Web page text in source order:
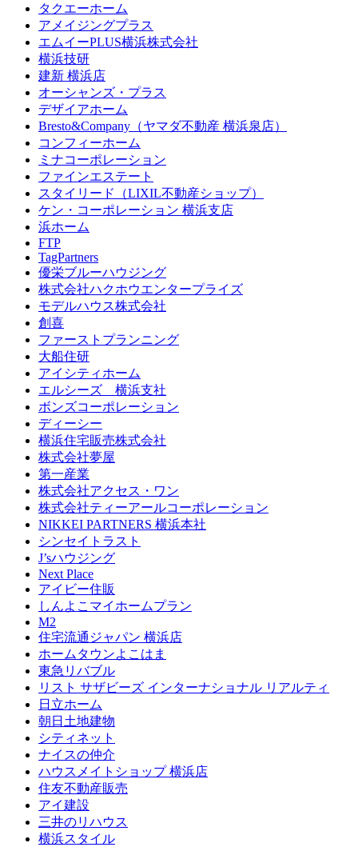
タクエーホーム
アメイジングプラス
エムイーPLUS横浜株式会社
横浜技研
建新 横浜店
オーシャンズ・プラス
デザイアホーム
Bresto&Company（ヤマダ不動産 横浜泉店）
コンフィーホーム
ミナコーポレーション
ファインエステート
スタイリード（LIXIL不動産ショップ）
ケン・コーポレーション 横浜支店
浜ホーム
FTP
TagPartners
優栄ブルーハウジング
株式会社ハクホウエンタープライズ
モデルハウス株式会社
創喜
ファーストプランニング
大船住研
アイシティホーム
エルシーズ 横浜支社
ボンズコーポレーション
ディーシー
横浜住宅販売株式会社
株式会社夢屋
第一産業
株式会社アクセス・ワン
株式会社ティーアールコーポレーション
NIKKEI PARTNERS 横浜本社
シンセイトラスト
J’sハウジング
Next Place
アイビー住販
しんよこマイホームプラン
M2
住宅流通ジャパン 横浜店
ホームタウンよこはま
東急リバブル
リスト サザビーズ インターナショナル リアルティ
日立ホーム
朝日土地建物
シティネット
ナイスの仲介
ハウスメイトショップ 横浜店
住友不動産販売
アイ建設
三井のリハウス
横浜スタイル